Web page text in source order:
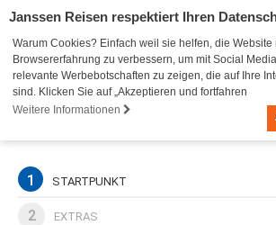
Janssen Reisen respektiert Ihren
Warum Cookies? Einfach weil sie helfen, die Website
Browsererfahrung zu verbessern, um mit Social
relevante Werbebotschaften zu zeigen, die auf Ihre
sind. Klicken Sie auf „Akzeptieren und fortfahren
Weitere Informationen
1 STARTPUNKT
2 EXTRAS